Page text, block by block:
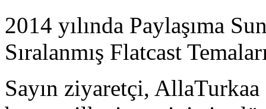
2014 yılında Paylaşıma
Sıralanmış Flatcast
Sayın ziyaretçi,